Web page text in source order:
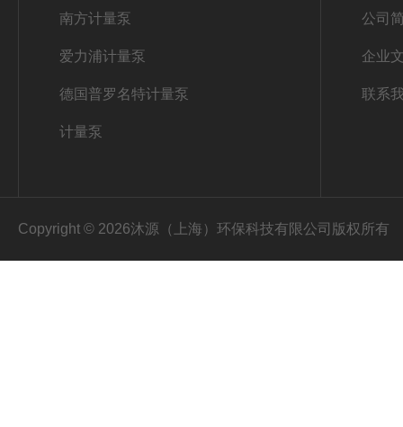
南方计量泵
爱力浦计量泵
德国普罗名特计量泵
计量泵
公司
企业
联系
Copyright © 2026沐源（上海）环保科技有限公司版权所有